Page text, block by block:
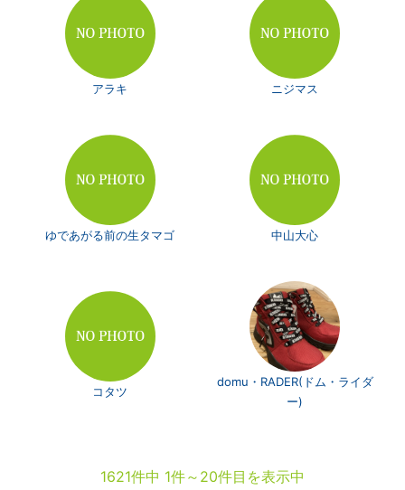
アラキ ニジマス
ゆであがる前の生タマゴ 中山大心
コタツ
domu・RADER(ドム・ライダ
ー)
1621件中 1件～20件目を表示中